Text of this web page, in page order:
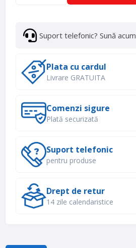
Suport telefonic? Sună acum
Plata cu cardul
Livrare GRATUITA
Comenzi sigure
Plată securizată
Suport telefonic
pentru produse
Drept de retur
14 zile calendaristice